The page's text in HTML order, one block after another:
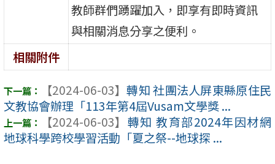
教師群們踴躍加入，即享有即時資訊
與相關消息分享之便利。
相關附件
【2024-06-03】 轉知 社團法人屏東縣原住民
文教協會辦理「113年第4屆Vusam文學獎 ...
【2024-06-03】 轉知 教育部2024年因材網
地球科學跨校學習活動「夏之祭--地球探 ...